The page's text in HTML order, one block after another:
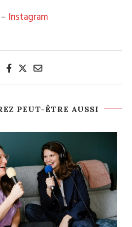
– Instagram
PEUT-ÊTRE AUSSI